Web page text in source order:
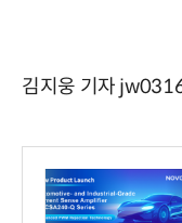
김지웅 기자